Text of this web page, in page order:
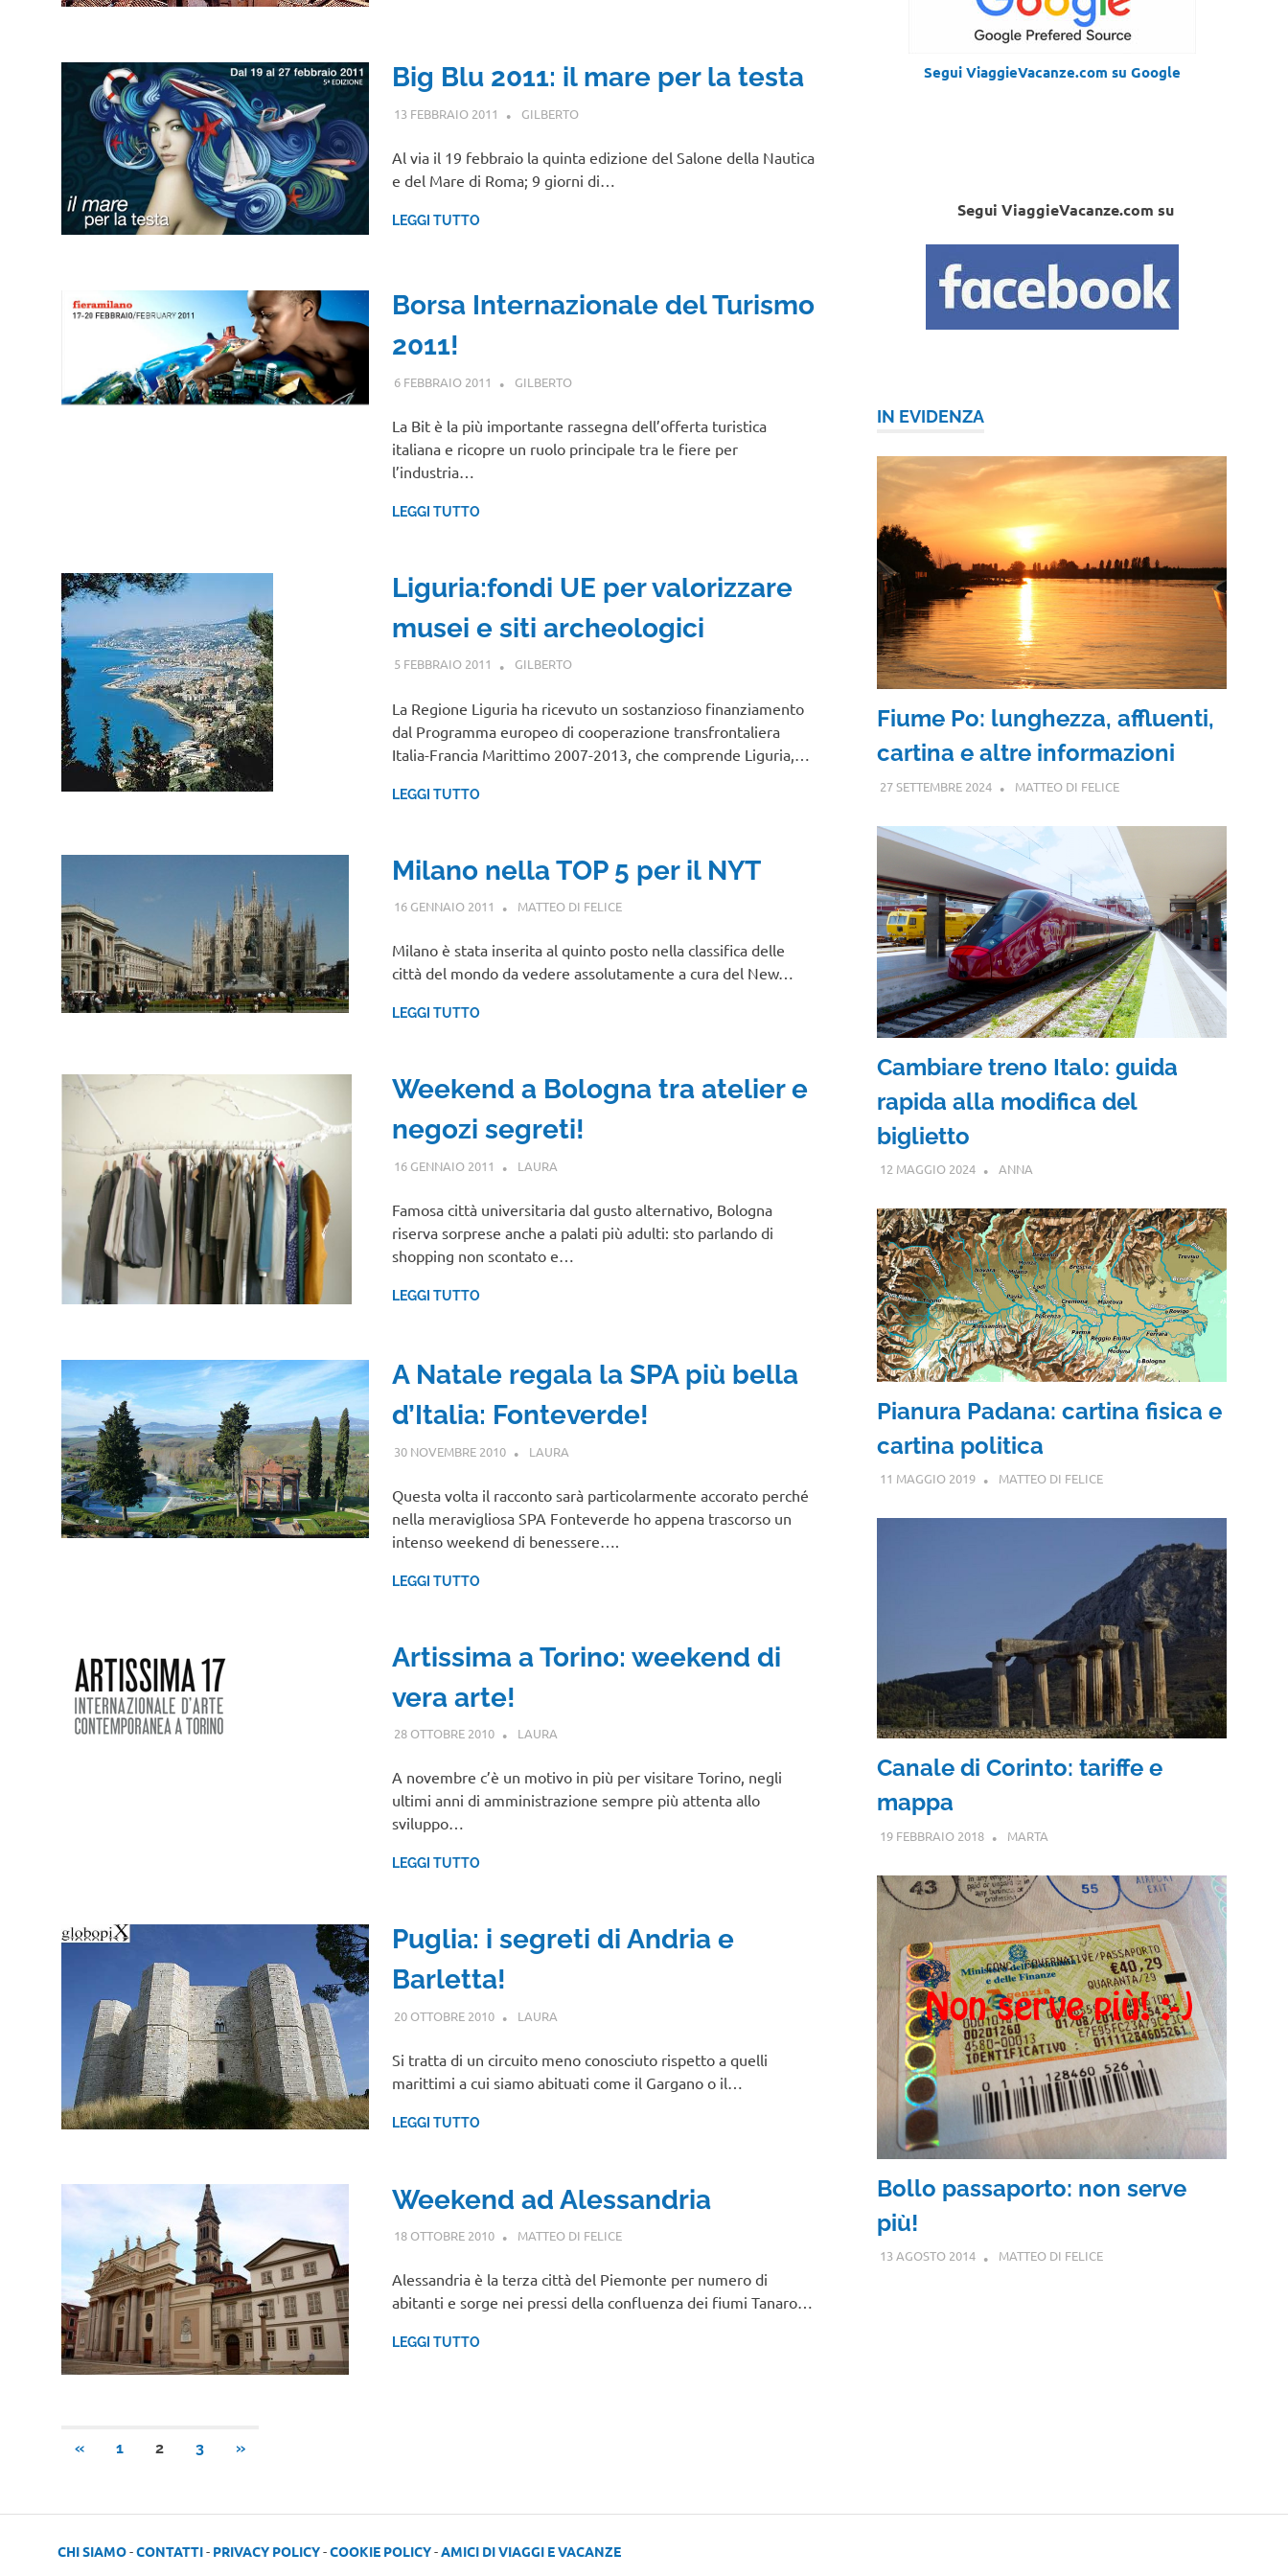
Big Blu 2011: il mare per la testa
13 FEBBRAIO 2011 GILBERTO
Al via il 19 febbraio la quinta edizione del Salone della Nautica
e del Mare di Roma; 9 giorni di…
LEGGI TUTTO
Borsa Internazionale del Turismo
2011!
6 FEBBRAIO 2011 GILBERTO
La Bit è la più importante rassegna dell’offerta turistica
italiana e ricopre un ruolo principale tra le fiere per
l’industria…
LEGGI TUTTO
Liguria:fondi UE per valorizzare
musei e siti archeologici
5 FEBBRAIO 2011 GILBERTO
La Regione Liguria ha ricevuto un sostanzioso finanziamento
dal Programma europeo di cooperazione transfrontaliera
Italia-Francia Marittimo 2007-2013, che comprende Liguria,…
LEGGI TUTTO
Milano nella TOP 5 per il NYT
16 GENNAIO 2011 MATTEO DI FELICE
Milano è stata inserita al quinto posto nella classifica delle
città del mondo da vedere assolutamente a cura del New…
LEGGI TUTTO
Weekend a Bologna tra atelier e
negozi segreti!
16 GENNAIO 2011 LAURA
Famosa città universitaria dal gusto alternativo, Bologna
riserva sorprese anche a palati più adulti: sto parlando di
shopping non scontato e…
LEGGI TUTTO
A Natale regala la SPA più bella
d’Italia: Fonteverde!
30 NOVEMBRE 2010 LAURA
Questa volta il racconto sarà particolarmente accorato perché
nella meravigliosa SPA Fonteverde ho appena trascorso un
intenso weekend di benessere….
LEGGI TUTTO
Artissima a Torino: weekend di
vera arte!
28 OTTOBRE 2010 LAURA
A novembre c’è un motivo in più per visitare Torino, negli
ultimi anni di amministrazione sempre più attenta allo
sviluppo…
LEGGI TUTTO
Puglia: i segreti di Andria e
Barletta!
20 OTTOBRE 2010 LAURA
Si tratta di un circuito meno conosciuto rispetto a quelli
marittimi a cui siamo abituati come il Gargano o il…
LEGGI TUTTO
Weekend ad Alessandria
18 OTTOBRE 2010 MATTEO DI FELICE
Alessandria è la terza città del Piemonte per numero di
abitanti e sorge nei pressi della confluenza dei fiumi Tanaro…
LEGGI TUTTO
Paginazione
«ARTICOLI
1 2 3
ARTICOLI
»
Segui ViaggieVacanze.com su Google
Segui ViaggieVacanze.com su
IN EVIDENZA
Fiume Po: lunghezza, affluenti,
cartina e altre informazioni
27 SETTEMBRE 2024 MATTEO DI FELICE
Cambiare treno Italo: guida
rapida alla modifica del
biglietto
12 MAGGIO 2024 ANNA
Pianura Padana: cartina fisica e
cartina politica
11 MAGGIO 2019 MATTEO DI FELICE
Canale di Corinto: tariffe e
mappa
19 FEBBRAIO 2018 MARTA
Bollo passaporto: non serve
più!
13 AGOSTO 2014 MATTEO DI FELICE
CHI SIAMO-CONTATTI- PRIVACY POLICY-COOKIE POLICY-AMICI DI VIAGGI E VACANZE